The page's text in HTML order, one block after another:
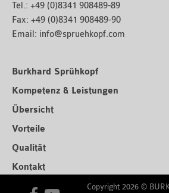
Tel.: +49 (0)8341 908489-89
Fax: +49 (0)8341 908489-90
Email: info@spruehkopf.com
Burkhard Sprühkopf
Kompetenz & Leistungen
Übersicht
Vorteile
Qualität
Kontakt
Copyright 2026 ©